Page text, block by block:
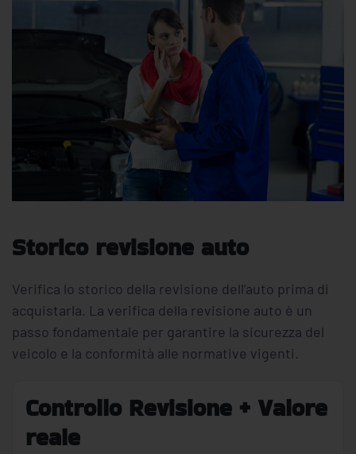
Storico revisione auto
Verifica lo storico della revisione dell’auto prima di
acquistarla. La verifica della revisione auto è un
passo fondamentale per garantire la sicurezza del
veicolo e la conformità alle normative vigenti.
Controllo Revisione + Valore
reale